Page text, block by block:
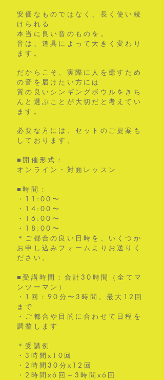
安価なものではなく、長く使い続
けられる
本当に良い音のものを。
音は、道具によって大きく変わり
ます。
だからこそ、実際に人を癒すため
の音を届けたい方には
質の良いシンギングボウルをきち
んと選ぶことが大切だと考えてい
ます。
必要な方には、セットのご提案も
しております。
■開催形式：
オンライン・対面レッスン
■時間：
・11:00〜
・14:00〜
・16:00〜
・18:00〜
＊ご都合の良い日時を、いくつか
お申し込みフォームよりお送りく
ださい。
■受講時間：合計30時間（全てマ
ンツーマン）
・1回：90分〜3時間。 最大12回
まで
・ご都合や目的に合わせて日程を
調整します
＊受講例
・3時間x10回
・2時間30分x12回
・2時間x6回＋3時間x6回